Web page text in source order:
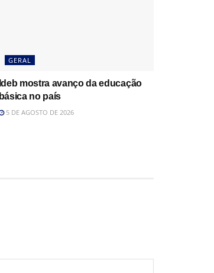
GERAL
Ideb mostra avanço da educação
básica no país
5 DE AGOSTO DE 2026